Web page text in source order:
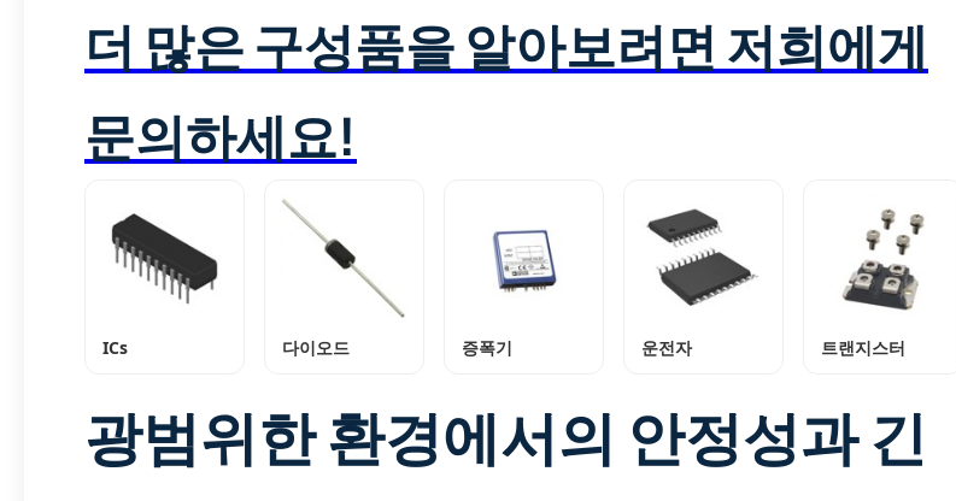
더 많은 구성품을 알아보려면 저희에게
문의하세요!
ICs 다이오드 증폭기 운전자 트랜지스터
광범위한 환경에서의 안정성과 긴